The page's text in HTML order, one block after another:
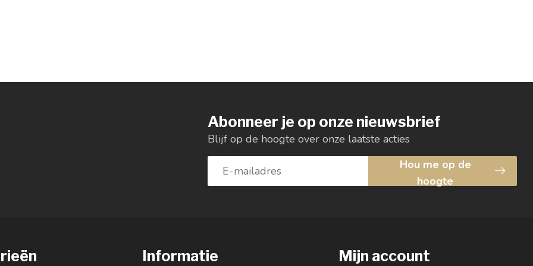
Abonneer je op onze nieuwsbrief
Blijf op de hoogte over onze laatste acties
Hou me op de
hoogte
Informatie Mijn account